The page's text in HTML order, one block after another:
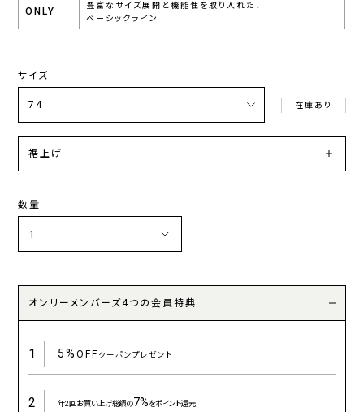
ONLY
豊富なサイズ展開と機能性を取り入れた、
ベーシックライン
サイズ
在庫あり
裾上げ
数量
オンリーメンバーズ4つの会員特典
1 5%OFFクーポンプレゼント
2 年2回お買い上げ総額の7%をポイント還元